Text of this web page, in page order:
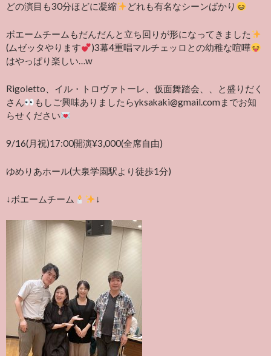
どの演目も30分ほどに凝縮 どれも有名なシーンばかり
ボエームチームもだんだんと立ち回りが形になってきました
(ムゼッタやります
)3幕4重唱マルチェッロとの幼稚な喧嘩
はやっぱり楽しい…w
Rigoletto、イル・トロヴァトーレ、仮面舞踏会、、と盛りだく
さん
もしご興味ありましたらyksakaki@gmail.comまでお知
らせください
9/16(月祝)17:00開演¥3,000(全席自由)
ゆめりあホール(大泉学園駅より徒歩1分)
↓ボエームチーム ↓